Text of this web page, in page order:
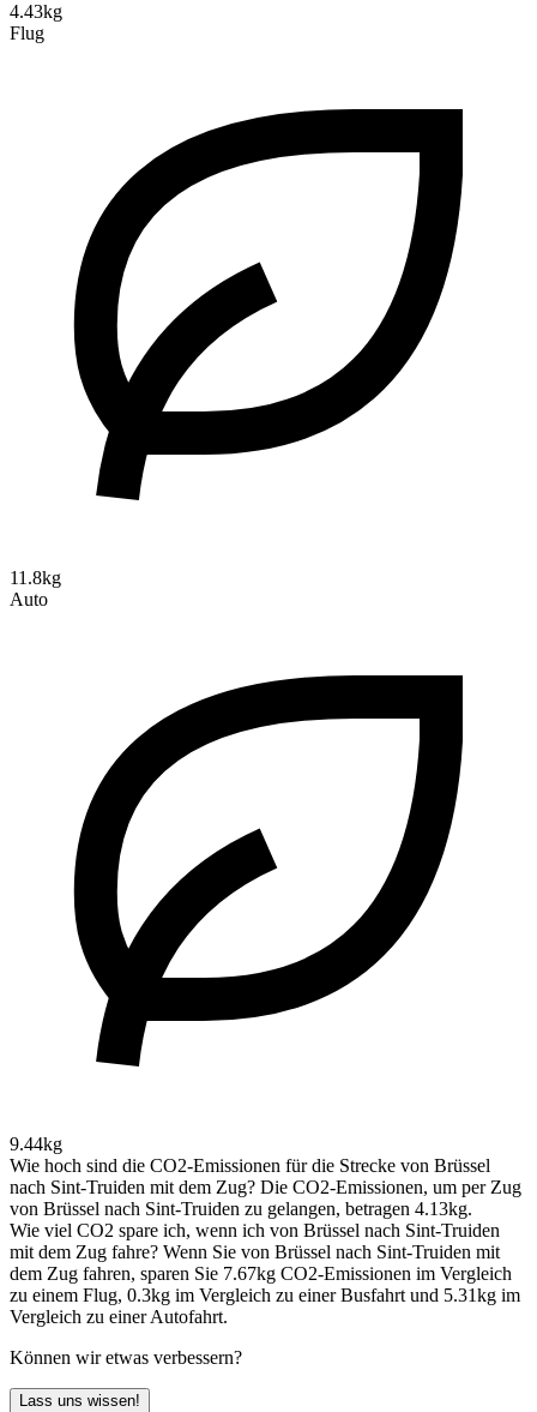
4.43kg
Flug
11.8kg
Auto
9.44kg
Wie hoch sind die CO2-Emissionen für die Strecke von Brüssel
nach Sint-Truiden mit dem Zug? Die CO2-Emissionen, um per Zug
von Brüssel nach Sint-Truiden zu gelangen, betragen 4.13kg.
Wie viel CO2 spare ich, wenn ich von Brüssel nach Sint-Truiden
mit dem Zug fahre? Wenn Sie von Brüssel nach Sint-Truiden mit
dem Zug fahren, sparen Sie 7.67kg CO2-Emissionen im Vergleich
zu einem Flug, 0.3kg im Vergleich zu einer Busfahrt und 5.31kg im
Vergleich zu einer Autofahrt.
Können wir etwas verbessern?
Lass uns wissen!